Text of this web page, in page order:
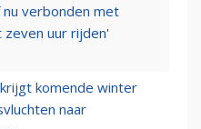
nu verbonden met
zeven uur rijden'
komende winter
naar